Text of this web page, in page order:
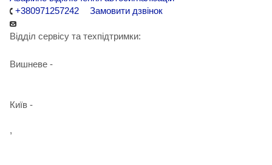
+380971257242
Замовити дзвінок
Відділ сервісу та техпідтримки:
Вишневе -
Київ -
,